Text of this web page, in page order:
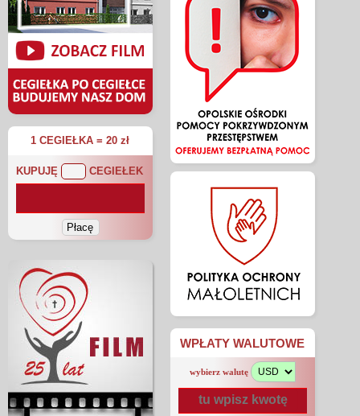
1 CEGIEŁKA = 20 zł
KUPUJĘ CEGIEŁEK
WPŁATY WALUTOWE
wybierz walutę